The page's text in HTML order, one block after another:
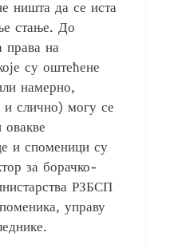
ништа да се иста
стање. До
права на
су оштећене
намерно,
слично) могу се
овакве
и споменици су
за борачко-
РЗБСП
управу